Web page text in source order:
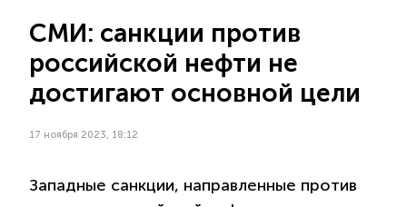
СМИ: санкции против
российской нефти не
достигают основной цели
17 ноября 2023, 18:12
Западные санкции, направленные против